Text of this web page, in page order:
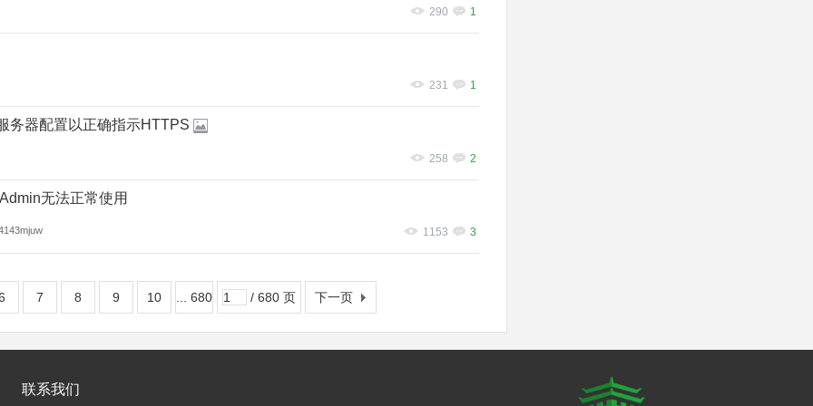
1
290
1
231
务器配置以正确指示HTTPS
2
258
无法正常使用
3
1153
7 8 9 10 ... 680 / 680 页 下一页
联系我们